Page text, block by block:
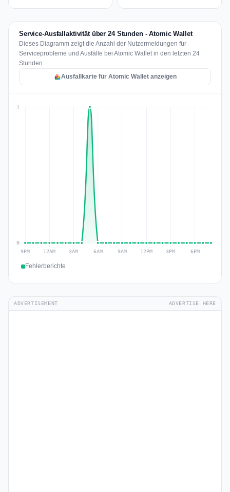
Service-Ausfallaktivität über 24 Stunden - Atomic Wallet
Dieses Diagramm zeigt die Anzahl der Nutzermeldungen für
Serviceprobleme und Ausfälle bei Atomic Wallet in den letzten 24
Stunden.
Ausfallkarte für Atomic Wallet anzeigen
Fehlerberichte
ADVERTISEMENT ADVERTISE HERE